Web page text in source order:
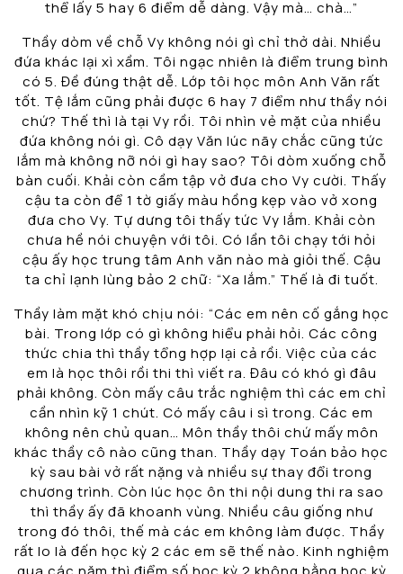
thể lấy 5 hay 6 điểm dễ dàng. Vậy mà… chà…”
Thầy dòm về chỗ Vy không nói gì chỉ thở dài. Nhiều
đứa khác lại xì xầm. Tôi ngạc nhiên là điểm trung bình
có 5. Đề đúng thật dễ. Lớp tôi học môn Anh Văn rất
tốt. Tệ lắm cũng phải được 6 hay 7 điểm như thầy nói
chứ? Thế thì là tại Vy rồi. Tôi nhìn vẻ mặt của nhiều
đứa không nói gì. Cô dạy Văn lúc nãy chắc cũng tức
lắm mà không nỡ nói gì hay sao? Tôi dòm xuống chỗ
bàn cuối. Khải còn cầm tập vở đưa cho Vy cười. Thấy
cậu ta còn để 1 tờ giấy màu hồng kẹp vào vở xong
đưa cho Vy. Tự dưng tôi thấy tức Vy lắm. Khải còn
chưa hề nói chuyện với tôi. Có lần tôi chạy tới hỏi
cậu ấy học trung tâm Anh văn nào mà giỏi thế. Cậu
ta chỉ lạnh lùng bảo 2 chữ: “Xa lắm.” Thế là đi tuốt.
Thầy làm mặt khó chịu nói: “Các em nên cố gắng học
bài. Trong lớp có gì không hiểu phải hỏi. Các công
thức chia thì thầy tổng hợp lại cả rồi. Việc của các
em là học thôi rồi thi thì viết ra. Đâu có khó gì đâu
phải không. Còn mấy câu trắc nghiệm thì các em chỉ
cần nhìn kỹ 1 chút. Có mấy câu i sì trong. Các em
không nên chủ quan… Môn thầy thôi chứ mấy môn
khác thầy cô nào cũng than. Thầy dạy Toán bảo học
kỳ sau bài vở rất nặng và nhiều sự thay đổi trong
chương trình. Còn lúc học ôn thi nội dung thi ra sao
thì thầy ấy đã khoanh vùng. Nhiều câu giống như
trong đó thôi, thế mà các em không làm được. Thầy
rất lo là đến học kỳ 2 các em sẽ thế nào. Kinh nghiệm